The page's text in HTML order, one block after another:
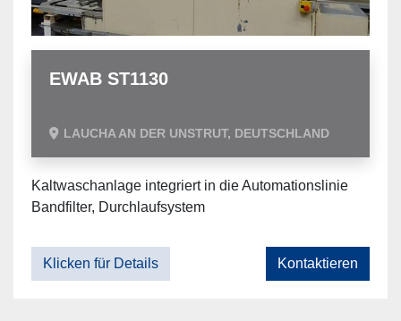
EWAB ST1130
LAUCHA AN DER UNSTRUT, DEUTSCHLAND
Kaltwaschanlage integriert in die Automationslinie
Bandfilter, Durchlaufsystem
Klicken für Details Kontaktieren